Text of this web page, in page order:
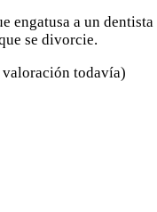
a un
se divorcie.
todavía)